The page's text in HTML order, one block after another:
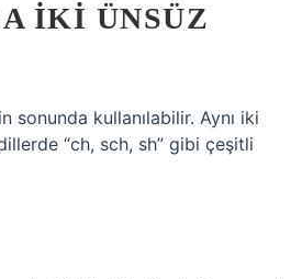
IKI ÜNSÜZ
sonunda kullanılabilir. Aynı iki
“ch, sch, sh” gibi çeşitli